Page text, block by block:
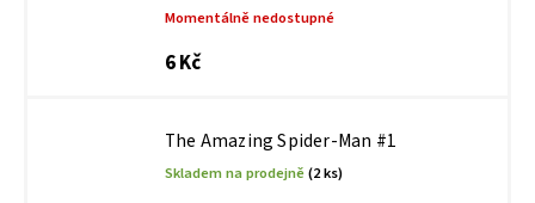
Momentálně nedostupné
6 Kč
The Amazing Spider-Man #1
Skladem na prodejně(2 ks)